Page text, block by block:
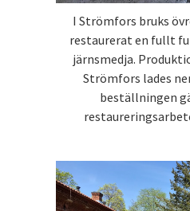
I Strömfors bruks
restaurerat en fullt
järnsmedja.
Strömfors lades
beställningen